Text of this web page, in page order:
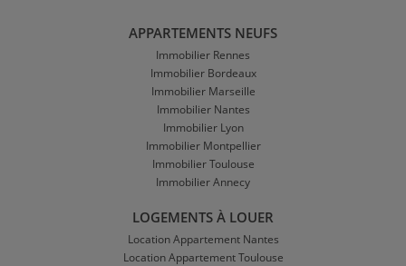
APPARTEMENTS NEUFS
Immobilier Rennes
Immobilier Bordeaux
Immobilier Marseille
Immobilier Nantes
Immobilier Lyon
Immobilier Montpellier
Immobilier Toulouse
Immobilier Annecy
LOGEMENTS À LOUER
Location Appartement Nantes
Location Appartement Toulouse